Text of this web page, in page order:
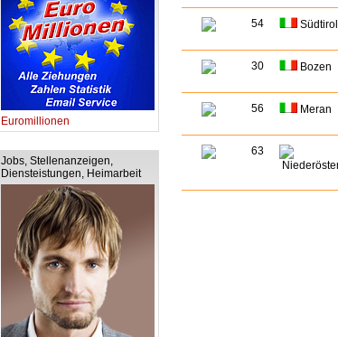
Euromillionen
Jobs, Stellenanzeigen,
Diensteistungen, Heimarbeit
54 Südtirol
30 Bozen
56 Meran
63